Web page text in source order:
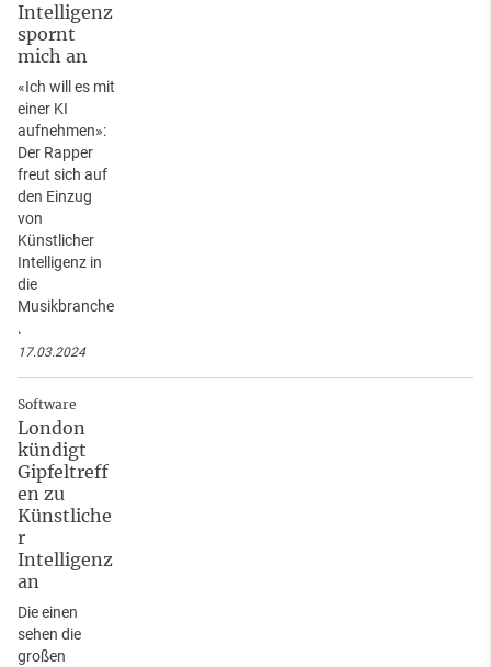
Intelligenz
spornt
mich an
«Ich will es mit
einer KI
aufnehmen»:
Der Rapper
freut sich auf
den Einzug
von
Künstlicher
Intelligenz in
die
Musikbranche
.
17.03.2024
Software
London
kündigt
Gipfeltreff
en zu
Künstliche
r
Intelligenz
an
Die einen
sehen die
großen